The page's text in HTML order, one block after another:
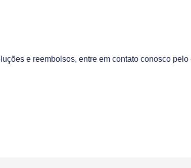
e reembolsos, entre em contato conosco